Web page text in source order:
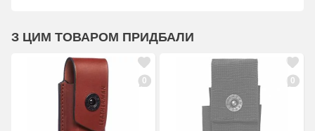
З ЦИМ ТОВАРОМ ПРИДБАЛИ
0 0